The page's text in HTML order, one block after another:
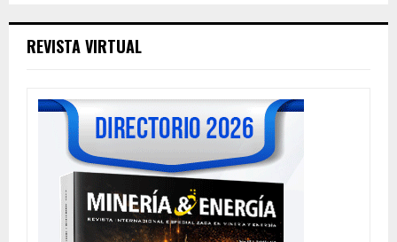
REVISTA VIRTUAL